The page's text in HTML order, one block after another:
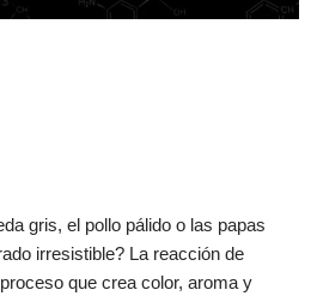
gris, el pollo pálido o las papas
irresistible? La reacción de
que crea color, aroma y